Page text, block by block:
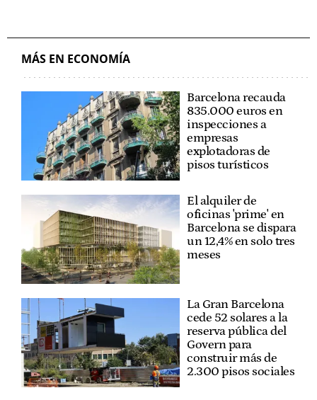
MÁS EN ECONOMÍA
Barcelona recauda
835.000 euros en
inspecciones a
empresas
explotadoras de
pisos turísticos
El alquiler de
oficinas 'prime' en
Barcelona se dispara
un 12,4% en solo tres
meses
La Gran Barcelona
cede 52 solares a la
reserva pública del
Govern para
construir más de
2.300 pisos sociales